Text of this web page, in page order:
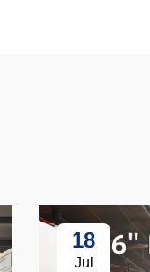
18
Jul